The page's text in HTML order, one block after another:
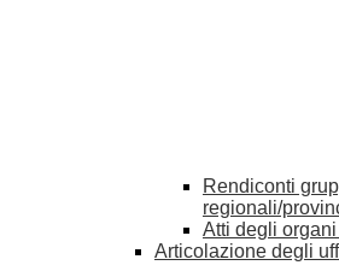
Rendiconti
regionali/
Atti degli
Articolazione degli